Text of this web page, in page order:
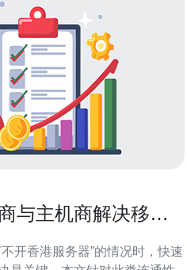
与主机商解决移动
开香港服务器”的情况时，快速